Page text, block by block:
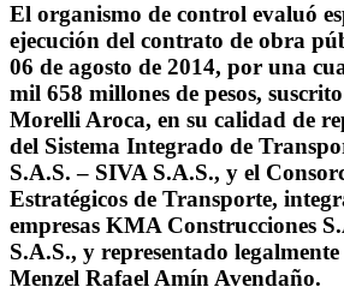
El organismo de control evaluó
ejecución del contrato de obra
06 de agosto de 2014, por una
mil 658 millones de pesos,
Morelli Aroca, en su calidad de
del Sistema Integrado de
S.A.S. – SIVA S.A.S., y el
Estratégicos de Transporte,
empresas KMA Construcciones
S.A.S., y representado
Menzel Rafael Amín Avendaño.